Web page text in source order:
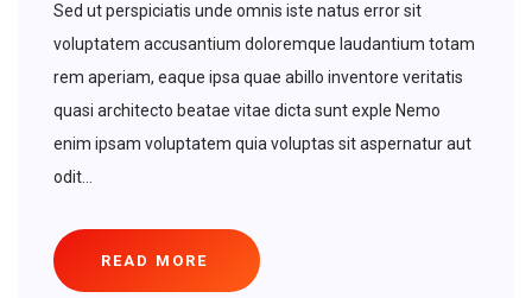
Sed ut perspiciatis unde omnis iste natus error sit
voluptatem accusantium doloremque laudantium totam
rem aperiam, eaque ipsa quae abillo inventore veritatis
quasi architecto beatae vitae dicta sunt exple Nemo
enim ipsam voluptatem quia voluptas sit aspernatur aut
odit...
READ MORE